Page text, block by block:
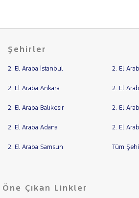
TRANSIT
CUSTOM
HYUNDAI
ISUZU
JEEP
Şehirler
2. El Araba İstanbul 2. El
2. El Araba Ankara 2. El
2. El Araba Balıkesir 2. El
2. El Araba Adana 2. El
2. El Araba Samsun Tüm
Öne Çıkan Linkler